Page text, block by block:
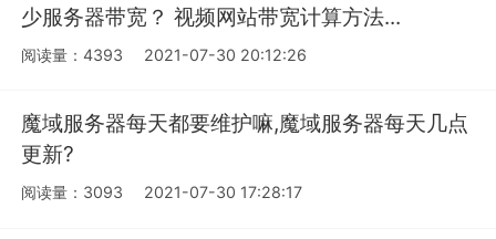
少服务器带宽？ 视频网站带宽计算方法...
阅读量：4393 2021-07-30 20:12:26
魔域服务器每天都要维护嘛,魔域服务器每天几点
更新?
阅读量：3093 2021-07-30 17:28:17